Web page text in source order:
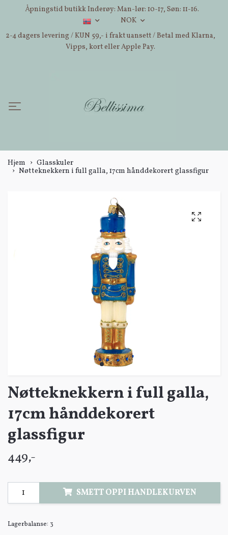
Åpningstid butikk Inderøy: Man-lør: 10-17, Søn: 11-16.
NOK
2-4 dagers levering / KUN 59,- i frakt uansett / Betal med Klarna,
Vipps, kort eller Apple Pay.
Hjem
Glasskuler
Nøtteknekkern i full galla, 17cm hånddekorert glassfigur
Nøtteknekkern i full galla,
17cm hånddekorert
glassfigur
449,-
SMETT OPPI HANDLEKURVEN
Lagerbalanse: 3